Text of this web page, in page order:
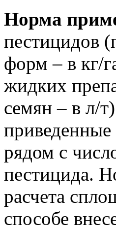
Норма
пестицидов
форм – в кг/
жидких
семян – в л/
приведенные
рядом с
пестицида.
расчета
способе